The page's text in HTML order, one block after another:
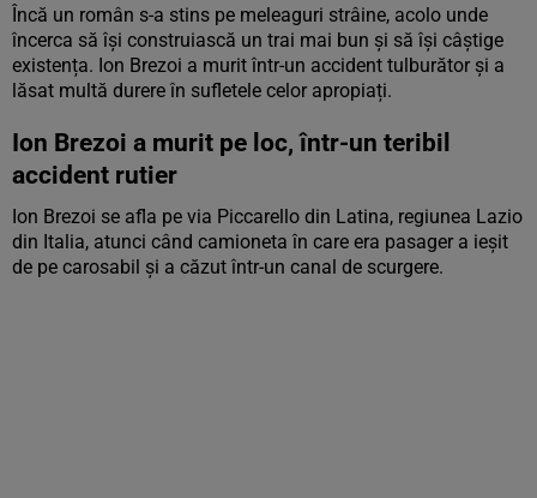
Încă un român s-a stins pe meleaguri strâine, acolo unde
încerca să își construiască un trai mai bun și să își câștige
existența. Ion Brezoi a murit într-un accident tulburător și a
lăsat multă durere în sufletele celor apropiați.
Ion Brezoi a murit pe loc, într-un teribil
accident rutier
Ion Brezoi se afla pe via Piccarello din Latina, regiunea Lazio
din Italia, atunci când camioneta în care era pasager a ieșit
de pe carosabil și a căzut într-un canal de scurgere.